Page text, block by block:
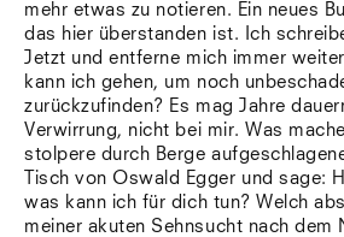
mehr etwas zu notieren. Ein neues
das hier überstanden ist. Ich
Jetzt und entferne mich immer
kann ich gehen, um noch
zurückzufinden? Es mag Jahre
Verwirrung, nicht bei mir. Was
stolpere durch Berge
Tisch von Oswald Egger und sage:
was kann ich für dich tun? Welch
meiner akuten Sehnsucht nach dem